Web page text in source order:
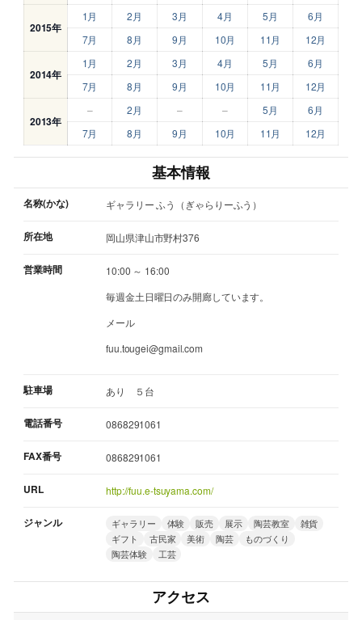
2015年
1月 2月 3月 4月 5月
6月
7月
8月 9月 10月 11月 12月
2014年
1月 2月 3月 4月 5月
6月
7月
8月 9月 10月 11月 12月
2013年
– 2月 – – 5月
6月
7月
8月 9月 10月 11月 12月
基本情報
名称(かな) ギャラリー ふう（ぎゃらりーふう）
所在地 岡山県津山市野村376
営業時間
10:00 ～ 16:00
毎週金土日曜日のみ開廊しています。
メール
fuu.tougei@gmail.com
駐車場 あり ５台
電話番号 0868291061
FAX番号 0868291061
URL http://fuu.e-tsuyama.com/
ジャンル ギャラリー 体験 販売 展示 陶芸教室
雑貨
ギフト
古民家 美術 陶芸
ものづくり
陶芸体験
工芸
アクセス